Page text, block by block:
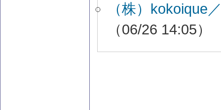
（株）
（06/26 14:05）